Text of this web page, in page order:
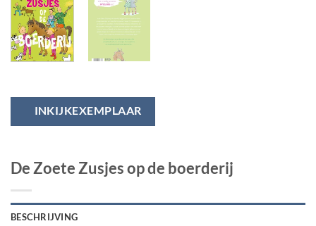
INKIJKEXEMPLAAR
De Zoete Zusjes op de boerderij
BESCHRIJVING